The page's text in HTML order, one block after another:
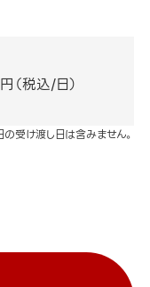
円（税込/日）
受け渡し日は含みません。